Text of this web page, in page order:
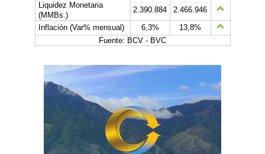
Liquidez Monetaria
(MMBs.)
2.390.884
2.466.946
Inflación (Var% mensual)
6,3%
13,8%
Fuente: BCV - BVC